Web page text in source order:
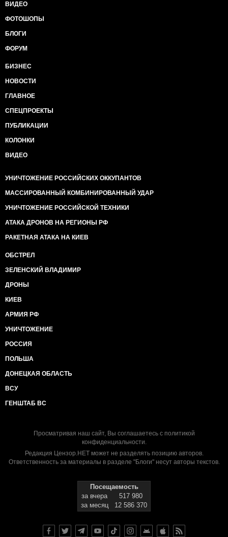
ВИДЕО
ФОТОШОПЫ
БЛОГИ
ФОРУМ
БИЗНЕС
НОВОСТИ
ГЛАВНОЕ
СПЕЦПРОЕКТЫ
ПУБЛИКАЦИИ
КОЛОНКИ
ВИДЕО
УНИЧТОЖЕНИЕ РОССИЙСКИХ ОККУПАНТОВ
МАССИРОВАННЫЙ КОМБИНИРОВАННЫЙ УДАР
УНИЧТОЖЕНИЕ РОССИЙСКОЙ ТЕХНИКИ
АТАКА ДРОНОВ НА РЕГИОНЫ РФ
РАКЕТНАЯ АТАКА НА КИЕВ
ОБСТРЕЛ
ЗЕЛЕНСКИЙ ВЛАДИМИР
ДРОНЫ
КИЕВ
АРМИЯ РФ
УНИЧТОЖЕНИЕ
РОССИЯ
ПОЛЬША
ДОНЕЦКАЯ ОБЛАСТЬ
ВСУ
ГЕНШТАБ ВС
Просматривая наш сайт, Вы соглашаетесь с политикой
конфиденциальности.
Редакция Цензор.НЕТ может не разделять позицию авторов.
Ответственность за материалы в разделе "Блоги" несут авторы текстов.
Посещаемость
за вчера
517 980
за месяц
12 586 370